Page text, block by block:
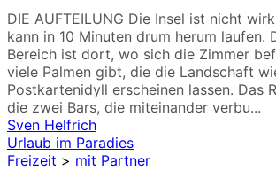
DIE AUFTEILUNG Die Insel ist nicht
kann in 10 Minuten drum herum laufen.
Bereich ist dort, wo sich die Zimmer
viele Palmen gibt, die die Landschaft
Postkartenidyll erscheinen lassen. Das
die zwei Bars, die miteinander verbu...
Sven Helfrich
Urlaub im Paradies
Freizeit > mit Partner